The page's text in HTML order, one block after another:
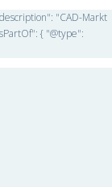
"CAD-Markt
{ "@type":